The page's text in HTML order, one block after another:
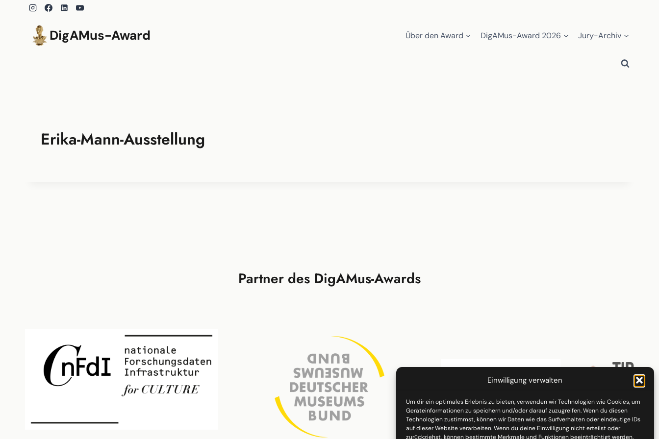
Einwilligung verwalten
Um dir ein optimales Erlebnis zu bieten, verwenden wir Technologien wie Cookies, um
Geräteinformationen zu speichern und/oder darauf zuzugreifen. Wenn du diesen
Technologien zustimmst, können wir Daten wie das Surfverhalten oder eindeutige IDs
auf dieser Website verarbeiten. Wenn du deine Einwilligung nicht erteilst oder
zurückziehst, können bestimmte Merkmale und Funktionen beeinträchtigt werden.
DigAMus-Award Über den Award DigAMus-Award 2026 Jury-Archiv
Erika-Mann-Ausstellung
Partner des DigAMus-Awards